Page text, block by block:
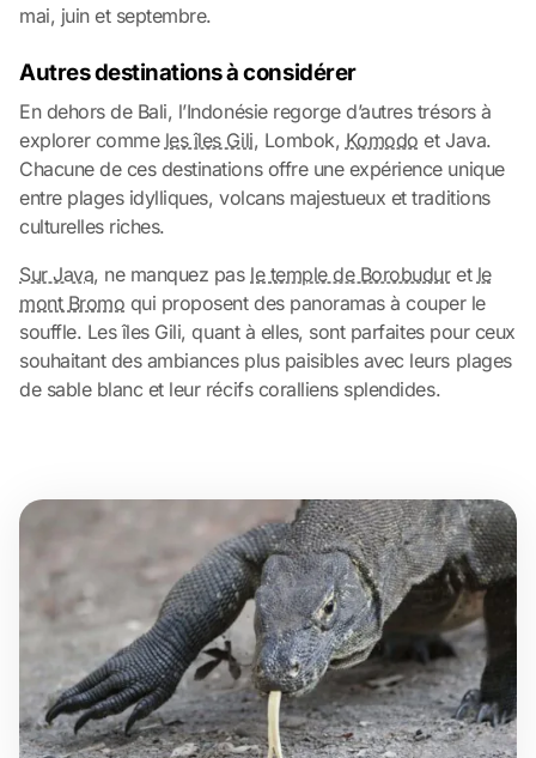
mai, juin et septembre.
Autres destinations à considérer
En dehors de Bali, l’Indonésie regorge d’autres trésors à
explorer comme les îles Gili, Lombok, Komodo et Java.
Chacune de ces destinations offre une expérience unique
entre plages idylliques, volcans majestueux et traditions
culturelles riches.
Sur Java, ne manquez pas le temple de Borobuduret le
mont Bromo qui proposent des panoramas à couper le
souffle. Les îles Gili, quant à elles, sont parfaites pour ceux
souhaitant des ambiances plus paisibles avec leurs plages
de sable blanc et leur récifs coralliens splendides.